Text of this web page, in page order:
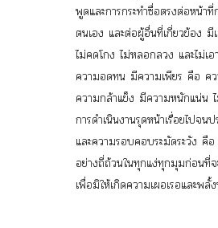
พูดและการกระทำซื่อตรงต่อหน้า
ตนเอง และต่อผู้อื่นที่เกี่ยวข้อง มี
ไม่คดโกง ไม่หลอกลวง และไม่เอ
ความอดทน มีความเพียร คือ ค
ความกล้าแข็ง มีความหนักแน่น
การดำเนินงานรุดหน้าเรื่อยไปจน
และความรอบคอบระมัดระวัง คือ
อย่างถี่ถ้วนในทุกแง่ทุกมุมก่อนที่จ
เพื่อมิให้เกิดความเผอเรอและพลั้